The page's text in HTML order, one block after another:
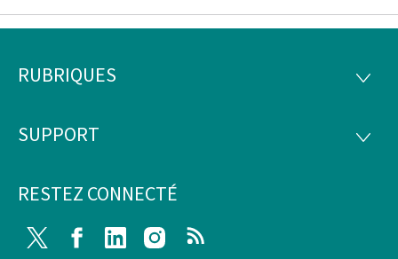
Pied
page
RUBRIQUES
SUPPORT
RESTEZ CONNECTÉ
Twitter FacebookLinkedIn Instagram